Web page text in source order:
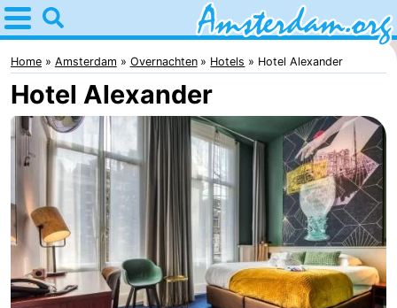
Home
Amsterdam
Reisplan
Voor
jongeren
Gratis
Overnachten
Appartementen
Home Amsterdam Overnachten Hotels Hotel Alexander
Hotel Alexander